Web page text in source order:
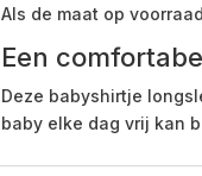
Als de maat op
Een
Deze babyshirtje
baby elke dag vrij kan